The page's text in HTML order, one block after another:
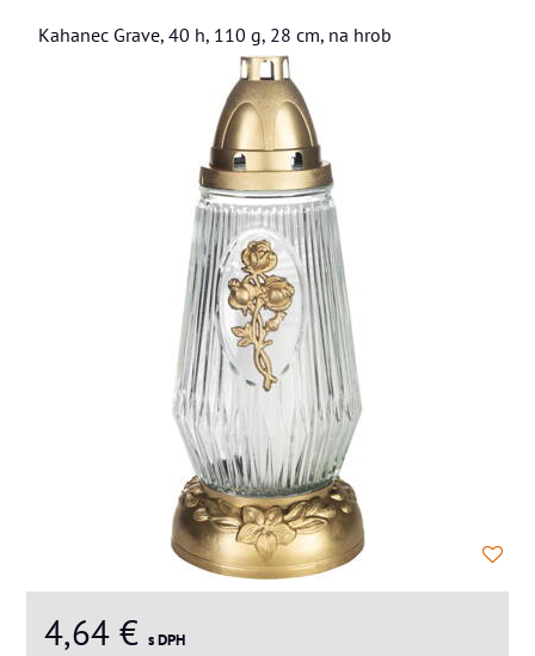
Kahanec Grave, 40 h, 110 g, 28 cm, na hrob
4,64 € s DPH